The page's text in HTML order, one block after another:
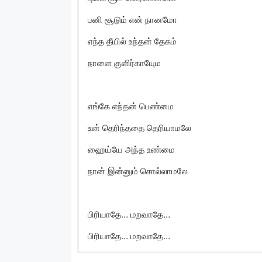
பனி சூடும் என் நானமோ
எந்த தீயில் உந்தன் தேகம்
நாளை குளிர்காயுேம
எங்கே எந்தன் பெண்மை
உன் தெரிந்ததை தெரியாமலே
ஹைய்யே அந்த உண்மை
நான் இன்னும் சொல்லாமலே
பிரியாதே… மறவாதே…
பிரியாதே… மறவாதே…